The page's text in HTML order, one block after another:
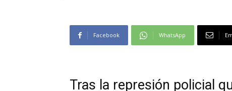
Facebook WhatsApp
Tras la represión policial